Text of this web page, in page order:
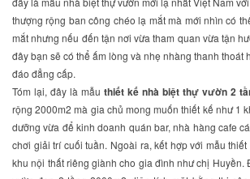
thượng rộng ban công chéo lạ mắt mà mới nhìn có
mắt nhưng nếu đến tận nơi vừa tham quan vừa tận
đây bạn sẽ có thể ấm lòng và nhẹ nhàng thanh thoát
đáo đẳng cấp.
Tóm lại, đây là mẫu thiết kế nhà biệt thự vườn 2
rộng 2000m2 mà gia chủ mong muốn thiết kế như 1
dưỡng vừa để kinh doanh quán bar, nhà hàng cafe
chơi giải trí cuối tuần. Ngoài ra, kết hợp với mẫu
khu nội thất riêng giành cho gia đình như chị Huyền.